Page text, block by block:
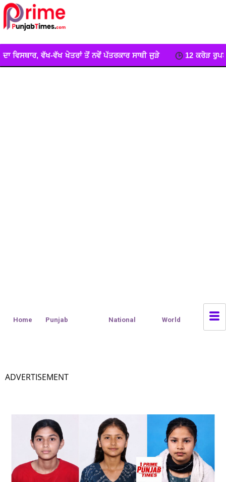
ਤੋਂ ਨਵੇਂ ਪੱਤਰਕਾਰ ਸਾਥੀ ਜੁੜੇ 12 ਕਰੋੜ ਰੁਪਏ ਦੀ ਲਾਗਤ ਨਾਲ ਬਣੀ
Home Punjab National World
ADVERTISEMENT